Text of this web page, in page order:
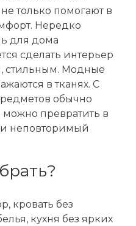
только помогают в
Нередко
для дома
сделать интерьер
стильным. Модные
в тканях. С
обычно
превратить в
неповторимый
кровать без
кухня без ярких